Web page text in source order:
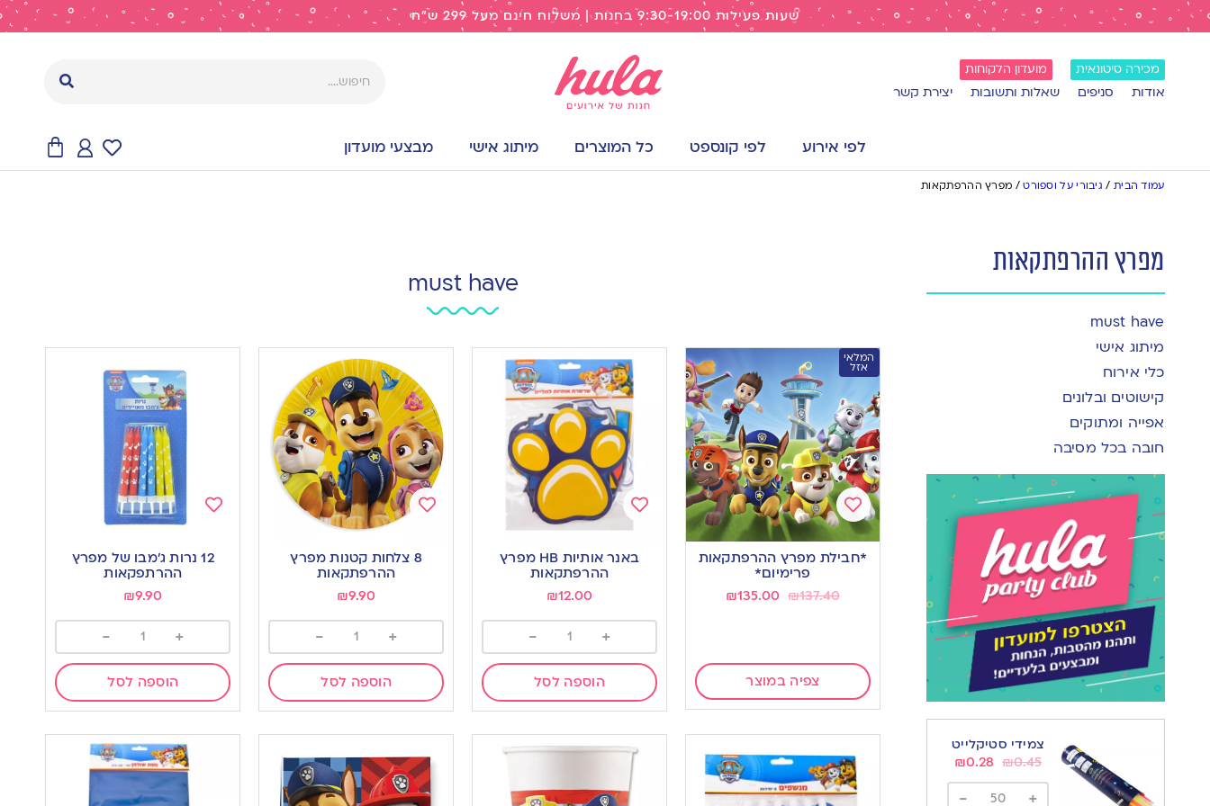
שעות פעילות 9:30-19:00 בחנות | משלוח חינם מעל 299 ש"ח
מכירה סיטונאית מועדון הלקוחות
אודות סניפים שאלות ותשובות יצירת קשר
לפי אירוע לפי קונספט כל המוצרים מיתוג אישי מבצעי מועדון
עמוד הבית / גיבורי על וספורט/ מפרץ ההרפתקאות
מפרץ ההרפתקאות
must have
מיתוג אישי
כלי אירוח
קישוטים ובלונים
אפייה ומתוקים
חובה בכל מסיבה
צמידי סטיקלייט
₪0.45
₪0.28
+
-
must have
המלאי
אזל
Add
to
wishlist
*חבילת מפרץ ההרפתקאות
פרימיום*
₪137.40
₪135.00
צפיה במוצר
Add
wishlist
באנר אותיות HB מפרץ
ההרפתקאות
₪12.00
+
-
הוספה לסל
wishlist
8 צלחות קטנות מפרץ
ההרפתקאות
₪9.90
+
-
הוספה לסל
wishlist
12 נרות ג’מבו של מפרץ
ההרתפקאות
₪9.90
+
-
הוספה לסל